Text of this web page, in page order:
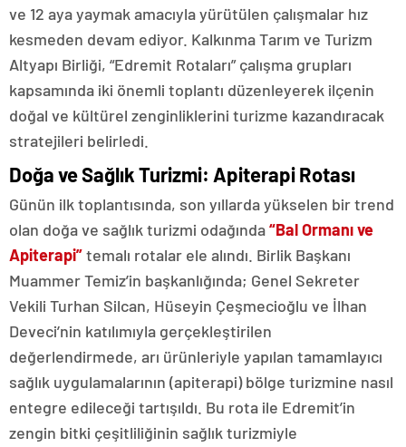
ve 12 aya yaymak amacıyla yürütülen çalışmalar hız
kesmeden devam ediyor. Kalkınma Tarım ve Turizm
Altyapı Birliği, “Edremit Rotaları” çalışma grupları
kapsamında iki önemli toplantı düzenleyerek ilçenin
doğal ve kültürel zenginliklerini turizme kazandıracak
stratejileri belirledi.
Doğa ve Sağlık Turizmi: Apiterapi Rotası
Günün ilk toplantısında, son yıllarda yükselen bir trend
olan doğa ve sağlık turizmi odağında“Bal Ormanı ve
Apiterapi”temalı rotalar ele alındı. Birlik Başkanı
Muammer Temiz’in başkanlığında; Genel Sekreter
Vekili Turhan Silcan, Hüseyin Çeşmecioğlu ve İlhan
Deveci’nin katılımıyla gerçekleştirilen
değerlendirmede, arı ürünleriyle yapılan tamamlayıcı
sağlık uygulamalarının (apiterapi) bölge turizmine nasıl
entegre edileceği tartışıldı. Bu rota ile Edremit’in
zengin bitki çeşitliliğinin sağlık turizmiyle